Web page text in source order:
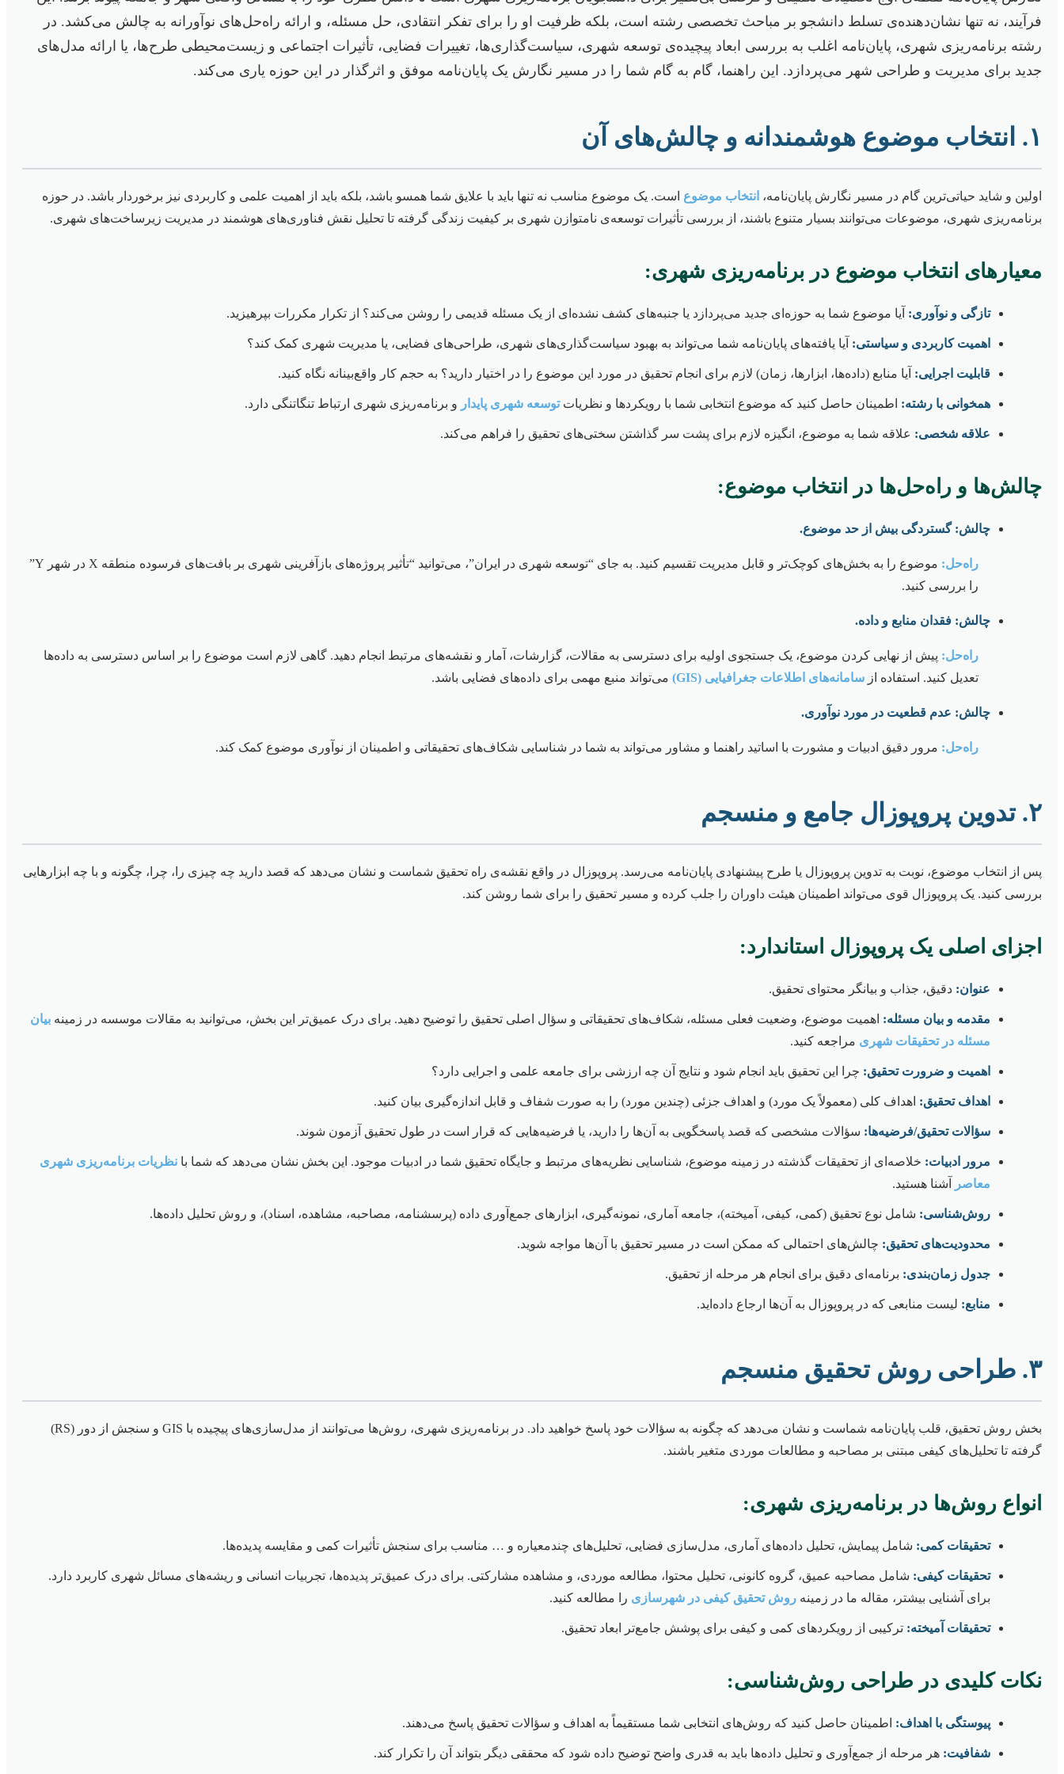
فرآیند، نه تنها نشان‌دهنده‌ی تسلط دانشجو بر مباحث تخصصی رشته است، بلکه ظرفیت او را برای تفکر انتقادی، حل مسئله، و ارائه راه‌حل‌های نوآورانه به چالش می‌کشد. در
رشته برنامه‌ریزی شهری، پایان‌نامه اغلب به بررسی ابعاد پیچیده‌ی توسعه شهری، سیاست‌گذاری‌ها، تغییرات فضایی، تأثیرات اجتماعی و زیست‌محیطی طرح‌ها، یا ارائه مدل‌های
جدید برای مدیریت و طراحی شهر می‌پردازد. این راهنما، گام به گام شما را در مسیر نگارش یک پایان‌نامه موفق و اثرگذار در این حوزه یاری می‌کند.
۱. انتخاب موضوع هوشمندانه و چالش‌های آن
اولین و شاید حیاتی‌ترین گام در مسیر نگارش پایان‌نامه، انتخاب موضوع است. یک موضوع مناسب نه تنها باید با علایق شما همسو باشد، بلکه باید از اهمیت علمی و کاربردی نیز برخوردار باشد. در حوزه
برنامه‌ریزی شهری، موضوعات می‌توانند بسیار متنوع باشند، از بررسی تأثیرات توسعه‌ی نامتوازن شهری بر کیفیت زندگی گرفته تا تحلیل نقش فناوری‌های هوشمند در مدیریت زیرساخت‌های شهری.
معیارهای انتخاب موضوع در برنامه‌ریزی شهری:
تازگی و نوآوری: آیا موضوع شما به حوزه‌ای جدید می‌پردازد یا جنبه‌های کشف نشده‌ای از یک مسئله قدیمی را روشن می‌کند؟ از تکرار مکررات بپرهیزید.
اهمیت کاربردی و سیاستی: آیا یافته‌های پایان‌نامه شما می‌تواند به بهبود سیاست‌گذاری‌های شهری، طراحی‌های فضایی، یا مدیریت شهری کمک کند؟
قابلیت اجرایی: آیا منابع (داده‌ها، ابزارها، زمان) لازم برای انجام تحقیق در مورد این موضوع را در اختیار دارید؟ به حجم کار واقع‌بینانه نگاه کنید.
همخوانی با رشته: اطمینان حاصل کنید که موضوع انتخابی شما با رویکردها و نظریاتتوسعه شهری پایدار و برنامه‌ریزی شهری ارتباط تنگاتنگی دارد.
علاقه شخصی: علاقه شما به موضوع، انگیزه لازم برای پشت سر گذاشتن سختی‌های تحقیق را فراهم می‌کند.
چالش‌ها و راه‌حل‌ها در انتخاب موضوع:
چالش: گستردگی بیش از حد موضوع.
راه‌حل:
موضوع را به بخش‌های کوچک‌تر و قابل مدیریت تقسیم کنید. به جای “توسعه شهری در ایران”، می‌توانید “تأثیر پروژه‌های بازآفرینی شهری بر بافت‌های فرسوده منطقه X در شهر Y”
را بررسی کنید.
چالش: فقدان منابع و داده.
راه‌حل: پیش از نهایی کردن موضوع، یک جستجوی اولیه برای دسترسی به مقالات، گزارشات، آمار و نقشه‌های مرتبط انجام دهید. گاهی لازم است موضوع را بر اساس دسترسی به داده‌ها
تعدیل کنید. استفاده از سامانه‌های اطلاعات جغرافیایی (GIS) می‌تواند منبع مهمی برای داده‌های فضایی باشد.
چالش: عدم قطعیت در مورد نوآوری.
راه‌حل: مرور دقیق ادبیات و مشورت با اساتید راهنما و مشاور می‌تواند به شما در شناسایی شکاف‌های تحقیقاتی و اطمینان از نوآوری موضوع کمک کند.
۲. تدوین پروپوزال جامع و منسجم
پس از انتخاب موضوع، نوبت به تدوین پروپوزال یا طرح پیشنهادی پایان‌نامه می‌رسد. پروپوزال در واقع نقشه‌ی راه تحقیق شماست و نشان می‌دهد که قصد دارید چه چیزی را، چرا، چگونه و با چه ابزارهایی
بررسی کنید. یک پروپوزال قوی می‌تواند اطمینان هیئت داوران را جلب کرده و مسیر تحقیق را برای شما روشن کند.
اجزای اصلی یک پروپوزال استاندارد:
عنوان: دقیق، جذاب و بیانگر محتوای تحقیق.
مقدمه و بیان مسئله: اهمیت موضوع، وضعیت فعلی مسئله، شکاف‌های تحقیقاتی و سؤال اصلی تحقیق را توضیح دهید. برای درک عمیق‌تر این بخش، می‌توانید به مقالات موسسه در زمینه بیان
مسئله در تحقیقات شهری مراجعه کنید.
اهمیت و ضرورت تحقیق: چرا این تحقیق باید انجام شود و نتایج آن چه ارزشی برای جامعه علمی و اجرایی دارد؟
اهداف تحقیق: اهداف کلی (معمولاً یک مورد) و اهداف جزئی (چندین مورد) را به صورت شفاف و قابل اندازه‌گیری بیان کنید.
سؤالات تحقیق/فرضیه‌ها: سؤالات مشخصی که قصد پاسخگویی به آن‌ها را دارید، یا فرضیه‌هایی که قرار است در طول تحقیق آزمون شوند.
مرور ادبیات: خلاصه‌ای از تحقیقات گذشته در زمینه موضوع، شناسایی نظریه‌های مرتبط و جایگاه تحقیق شما در ادبیات موجود. این بخش نشان می‌دهد که شما با نظریات برنامه‌ریزی شهری
معاصر
آشنا هستید.
روش‌شناسی: شامل نوع تحقیق (کمی، کیفی، آمیخته)، جامعه آماری، نمونه‌گیری، ابزارهای جمع‌آوری داده (پرسشنامه، مصاحبه، مشاهده، اسناد)، و روش تحلیل داده‌ها.
محدودیت‌های تحقیق: چالش‌های احتمالی که ممکن است در مسیر تحقیق با آن‌ها مواجه شوید.
جدول زمان‌بندی: برنامه‌ای دقیق برای انجام هر مرحله از تحقیق.
منابع: لیست منابعی که در پروپوزال به آن‌ها ارجاع داده‌اید.
۳. طراحی روش تحقیق منسجم
بخش روش تحقیق، قلب پایان‌نامه شماست و نشان می‌دهد که چگونه به سؤالات خود پاسخ خواهید داد. در برنامه‌ریزی شهری، روش‌ها می‌توانند از مدل‌سازی‌های پیچیده با GIS و سنجش از دور (RS)
گرفته تا تحلیل‌های کیفی مبتنی بر مصاحبه و مطالعات موردی متغیر باشند.
انواع روش‌ها در برنامه‌ریزی شهری:
تحقیقات کمی: شامل پیمایش، تحلیل داده‌های آماری، مدل‌سازی فضایی، تحلیل‌های چندمعیاره و … مناسب برای سنجش تأثیرات کمی و مقایسه پدیده‌ها.
تحقیقات کیفی: شامل مصاحبه عمیق، گروه کانونی، تحلیل محتوا، مطالعه موردی، و مشاهده مشارکتی. برای درک عمیق‌تر پدیده‌ها، تجربیات انسانی و ریشه‌های مسائل شهری کاربرد دارد.
برای آشنایی بیشتر، مقاله ما در زمینه روش تحقیق کیفی در شهرسازی را مطالعه کنید.
تحقیقات آمیخته: ترکیبی از رویکردهای کمی و کیفی برای پوشش جامع‌تر ابعاد تحقیق.
نکات کلیدی در طراحی روش‌شناسی:
پیوستگی با اهداف: اطمینان حاصل کنید که روش‌های انتخابی شما مستقیماً به اهداف و سؤالات تحقیق پاسخ می‌دهند.
شفافیت: هر مرحله از جمع‌آوری و تحلیل داده‌ها باید به قدری واضح توضیح داده شود که محققی دیگر بتواند آن را تکرار کند.